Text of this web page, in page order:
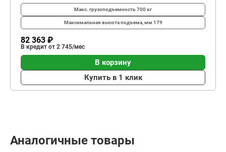
Макс. грузоподъемность700 кг
Максимальная высота подъема, мм 179
82 363 ₽
В кредит от 2 745/мес
В корзину
Купить в 1 клик
Аналогичные товары